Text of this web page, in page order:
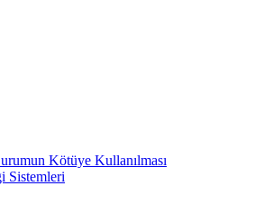
Kötüye Kullanılması
Sistemleri